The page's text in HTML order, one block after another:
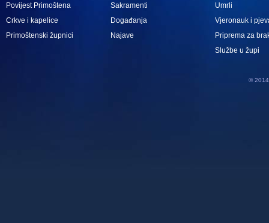
Povijest Primoštena
Crkve i kapelice
Primoštenski župnici
Sakramenti
Događanja
Najave
Umrli
Vjeronauk i
Priprema za
Službe u župi
© 2014